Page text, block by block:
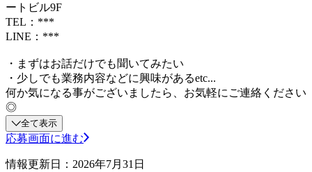
ートビル9F
TEL：***
LINE：***
・まずはお話だけでも聞いてみたい
・少しでも業務内容などに興味があるetc...
何か気になる事がございましたら、お気軽にご連絡ください
◎
全て表示
応募画面に進む
情報更新日：2026年7月31日